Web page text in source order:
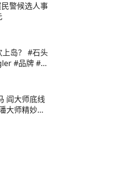
警候选人事
岛？ #石头
#品牌 #足